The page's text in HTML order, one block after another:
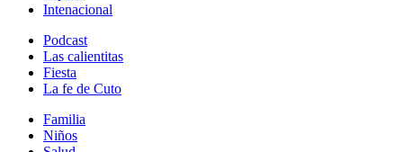
Intenacional
Podcast
Las calientitas
Fiesta
La fe de Cuto
Familia
Niños